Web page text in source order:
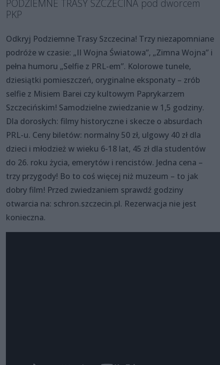
PODZIEMNE TRASY SZCZECINA pod dworcem
PKP
Odkryj Podziemne Trasy Szczecina! Trzy niezapomniane
podróże w czasie: „II Wojna Światowa”, „Zimna Wojna” i
pełna humoru „Selfie z PRL-em”. Kolorowe tunele,
dziesiątki pomieszczeń, oryginalne eksponaty – zrób
selfie z Misiem Barei czy kultowym Paprykarzem
Szczecińskim! Samodzielne zwiedzanie w 1,5 godziny.
Dla dorosłych: filmy historyczne i skecze o absurdach
PRL-u. Ceny biletów: normalny 50 zł, ulgowy 40 zł dla
dzieci i młodzież w wieku 6-18 lat, 45 zł dla studentów
do 26. roku życia, emerytów i rencistów. Jedna cena –
trzy przygody! Bo to coś więcej niż muzeum – to jak
dobry film! Przed zwiedzaniem sprawdź godziny
otwarcia na: schron.szczecin.pl. Rezerwacja nie jest
konieczna.